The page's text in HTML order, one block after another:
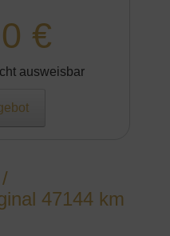
€
ausweisbar
47144 km